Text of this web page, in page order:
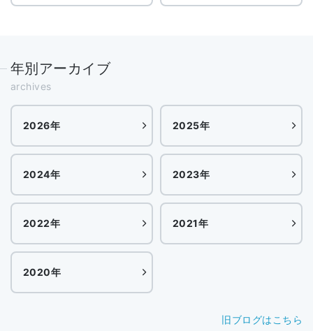
年別アーカイブ
archives
2026年 2025年
2024年 2023年
2022年 2021年
2020年
旧ブログはこちら